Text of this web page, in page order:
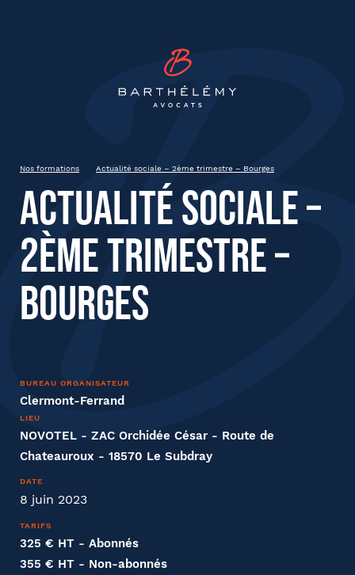
Nos formations Actualité sociale – 2ème trimestre – Bourges
Actualité sociale –
2ème trimestre –
Bourges
BUREAU ORGANISATEUR
Clermont-Ferrand
LIEU
NOVOTEL - ZAC Orchidée César - Route de
Chateauroux - 18570 Le Subdray
DATE
8 juin 2023
TARIFS
325 € HT - Abonnés
355 € HT - Non-abonnés
Actualité sociale – 2ème
trimestre – Bourges
État civil
Prénom
Société
Fonction